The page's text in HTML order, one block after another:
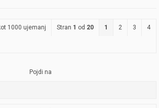
1000 ujemanj Stran 1 od 20 1 2 3 4
Pojdi na